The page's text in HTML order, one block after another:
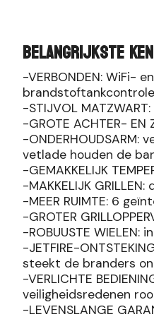
Belangrijkste
-VERBONDEN:
-STIJVOL
-GROTE ACHTER-
-
vetlade houden de
-GEMAKKELIJK
-MAKKELIJK
-MEER RUIMTE: 6
-GROTER
-ROBUUSTE
-JETFIRE-
steekt de branders
-VERLICHTE
veiligheidsredenen
-LEVENSLANGE